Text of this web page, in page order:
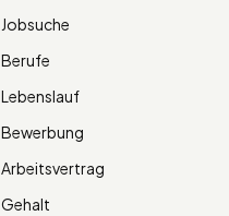
Jobsuche
Berufe
Lebenslauf
Bewerbung
Arbeitsvertrag
Gehalt